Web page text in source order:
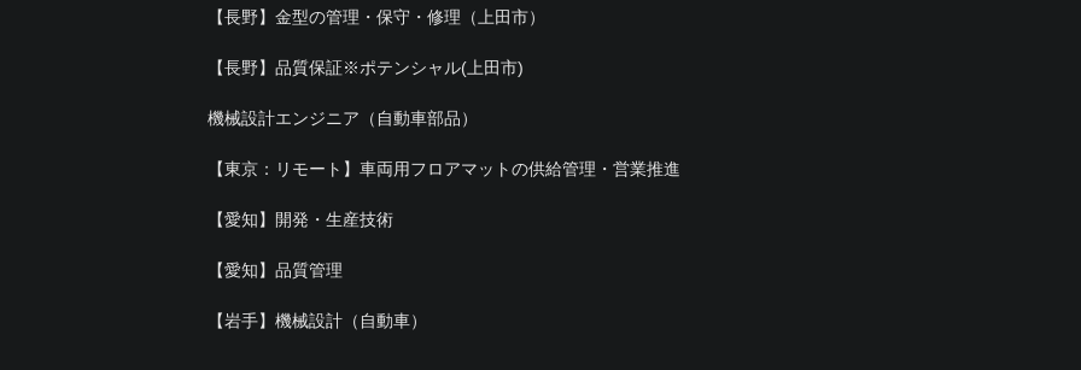
【長野】金型の管理・保守・修理（上田市）
【長野】品質保証※ポテンシャル(上田市)
機械設計エンジニア（自動車部品）
【東京：リモート】車両用フロアマットの供給管理・営業推進
【愛知】開発・生産技術
【愛知】品質管理
【岩手】機械設計（自動車）